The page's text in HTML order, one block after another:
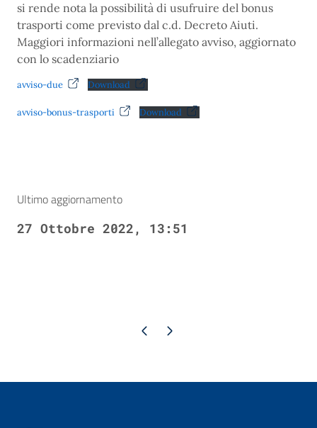
si rende nota la possibilità di usufruire del bonus
trasporti come previsto dal c.d. Decreto Aiuti.
Maggiori informazioni nell’allegato avviso, aggiornato
con lo scadenziario
avviso-due Download
avviso-bonus-trasporti Download
Ultimo aggiornamento
27 Ottobre 2022, 13:51
Pagina precedente
Pagina successiva